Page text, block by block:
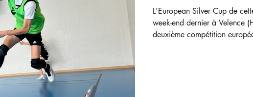
L'European Silver Cup de
week-end dernier à Velence
deuxième compétition